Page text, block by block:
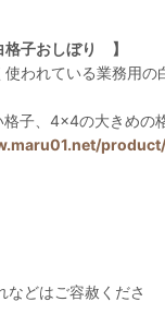
格子おしぼり 】
使われている業務用の
子、4×4の大きめの
などはご容赦くださ